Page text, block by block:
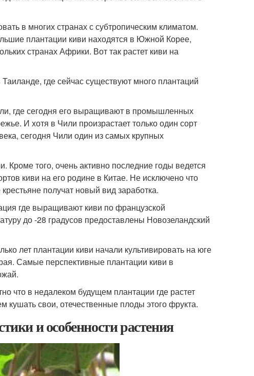
в многих странах с субтропическим климатом.
плантации киви находятся в Южной Корее,
странах Африки. Вот так растет киви на
где сейчас существуют много плантаций
где сегодня его выращивают в промышленных
И хотя в Чили произрастает только один сорт
сегодня Чили один из самых крупных
того, очень активно последние годы ведется
киви на его родине в Китае. Не исключено что
получат новый вид заработка.
где выращивают киви по французской
до -28 градусов предоставлены Новозеландский
лет плантации киви начали культивировать на юге
Самые перспективные плантации киви в
что в недалеком будущем плантации где растет
кушать свои, отечественные плоды этого фрукта.
и особенности растения